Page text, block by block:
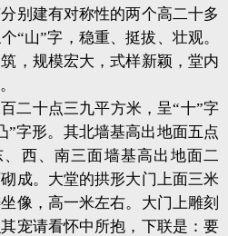
别建有对称性的两个高二十多
“山”字，稳重、挺拔、壮观。
，规模宏大，式样新颖，堂内
二十点三九平方米，呈“十”字
”字形。其北墙基高出地面五点
西、南三面墙基高出地面二
成。大堂的拱形大门上面三米
像，高一米左右。大门上雕刻
宠请看怀中所抱，下联是：要